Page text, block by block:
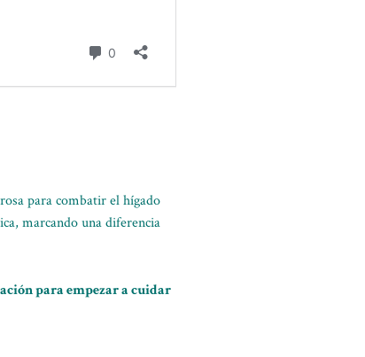
para combatir el hígado
marcando una diferencia
para empezar a cuidar